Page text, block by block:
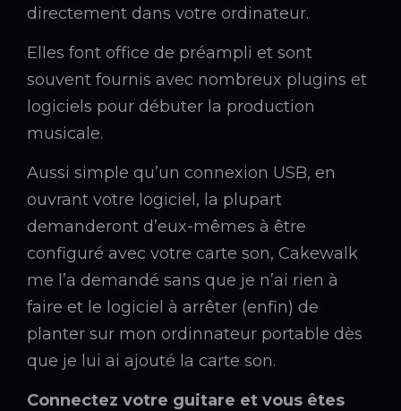
directement dans votre ordinateur.
Elles font office de préampli et sont
souvent fournis avec nombreux plugins et
logiciels pour débuter la production
musicale.
Aussi simple qu’un connexion USB, en
ouvrant votre logiciel, la plupart
demanderont d’eux-mêmes à être
configuré avec votre carte son, Cakewalk
me l’a demandé sans que je n’ai rien à
faire et le logiciel à arrêter (enfin) de
planter sur mon ordinnateur portable dès
que je lui ai ajouté la carte son.
Connectez votre guitare et vous êtes